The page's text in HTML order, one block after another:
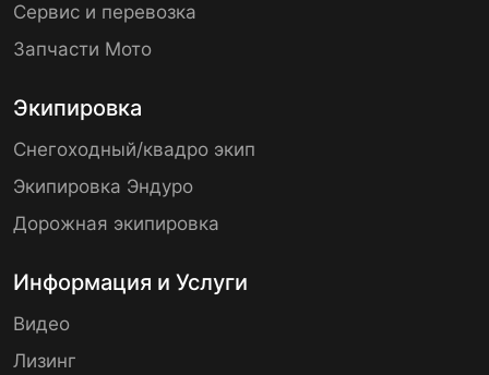
Сервис и перевозка
Запчасти Мото
Экипировка
Снегоходный/квадро экип
Экипировка Эндуро
Дорожная экипировка
Информация и Услуги
Видео
Лизинг